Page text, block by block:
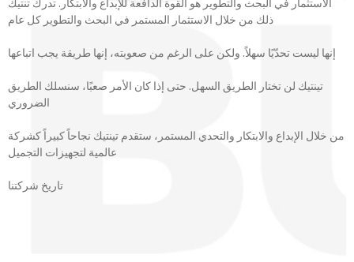
ذلك من خلال الاستثمار المستمر في البحث والتطوير كل عام
إنها ليست تحدّيًا سهلاً. ولكن على الرغم من صعوبته، إنها طريقة يجب اتباعها
تينتيك لن تختار الطريق السهل. حتى إذا كان الأمر صعبًا، سنسلك الطريق
الضروري
من خلال الإبداع والابتكار والتحدي المستمر، ستقدم تينتيك نجاحاً كبيراً كشركة
عالمية لتجهيزات التجميل
تاريخ شركتنا